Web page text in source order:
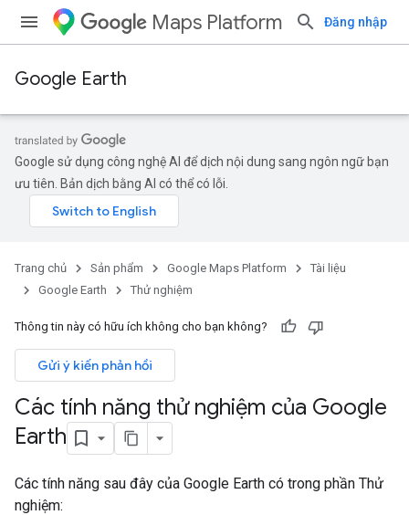
Maps Platform Đăng nhập
Google Earth
Google sử dụng công nghệ AI để dịch nội dung sang ngôn ngữ bạn
ưu tiên. Bản dịch bằng AI có thể có lỗi.
Trang chủ Sản phẩm Google Maps Platform
Tài liệu
Google Earth
Thử nghiệm
Thông tin này có hữu ích không cho bạn không?
Gửi ý kiến phản hồi
Các tính năng thử nghiệm của Google
Earth
Các tính năng sau đây của Google Earth có trong phần Thử
nghiệm: